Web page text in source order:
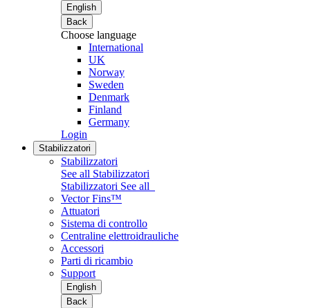
English
Back
Choose language
International
UK
Norway
Sweden
Denmark
Finland
Germany
Login
Stabilizzatori
Stabilizzatori
See all Stabilizzatori
Stabilizzatori See all
Vector Fins™
Attuatori
Sistema di controllo
Centraline elettroidrauliche
Accessori
Parti di ricambio
Support
English
Back